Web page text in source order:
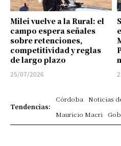
Milei vuelve a la Rural: el
campo espera señales
sobre retenciones,
competitividad y reglas
de largo plazo
25/07/2026
Tendencias:
Córdoba Noticias
Mauricio Macri